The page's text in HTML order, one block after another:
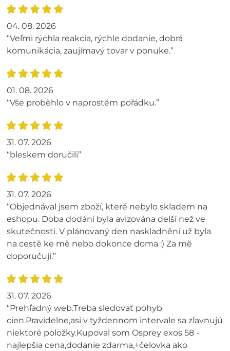
04. 08. 2026
“Veľmi rýchla reakcia, rýchle dodanie, dobrá
komunikácia, zaujímavý tovar v ponuke.”
01. 08. 2026
“Vše proběhlo v naprostém pořádku.”
31. 07. 2026
“bleskem doručili”
31. 07. 2026
“Objednával jsem zboží, které nebylo skladem na
eshopu. Doba dodání byla avizována delší než ve
skutečnosti. V plánovaný den naskladnění už byla
na cestě ke mě nebo dokonce doma :) Za mě
doporučuji.”
31. 07. 2026
“Prehľadný web.Treba sledovať pohyb
cien.Pravidelne,asi v tyždennom intervale sa zľavnujú
niektoré položky.Kupoval som Osprey exos 58 -
najlepšia cena,dodanie zdarma,+čelovka ako